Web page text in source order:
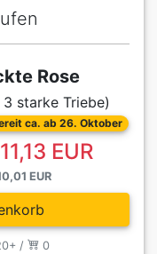
Rose
starke Triebe)
ca. ab 26. Oktober
11,13 EUR
EUR
/ 0